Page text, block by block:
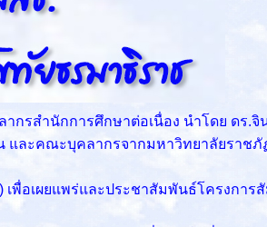
กรสำนักการศึกษาต่อเนื่อง นำโดย ดร.
และคณะบุคลากรจากมหาวิทยาลัยราชภั
เพื่อเผยแพร่และประชาสัมพันธ์โครงการ